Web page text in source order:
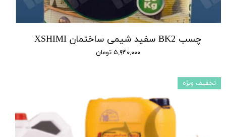
چسب BK2 سفید شیمی ساختمان XSHIMI
۵,۹۴۰,۰۰۰ تومان
تخفیف ویژه